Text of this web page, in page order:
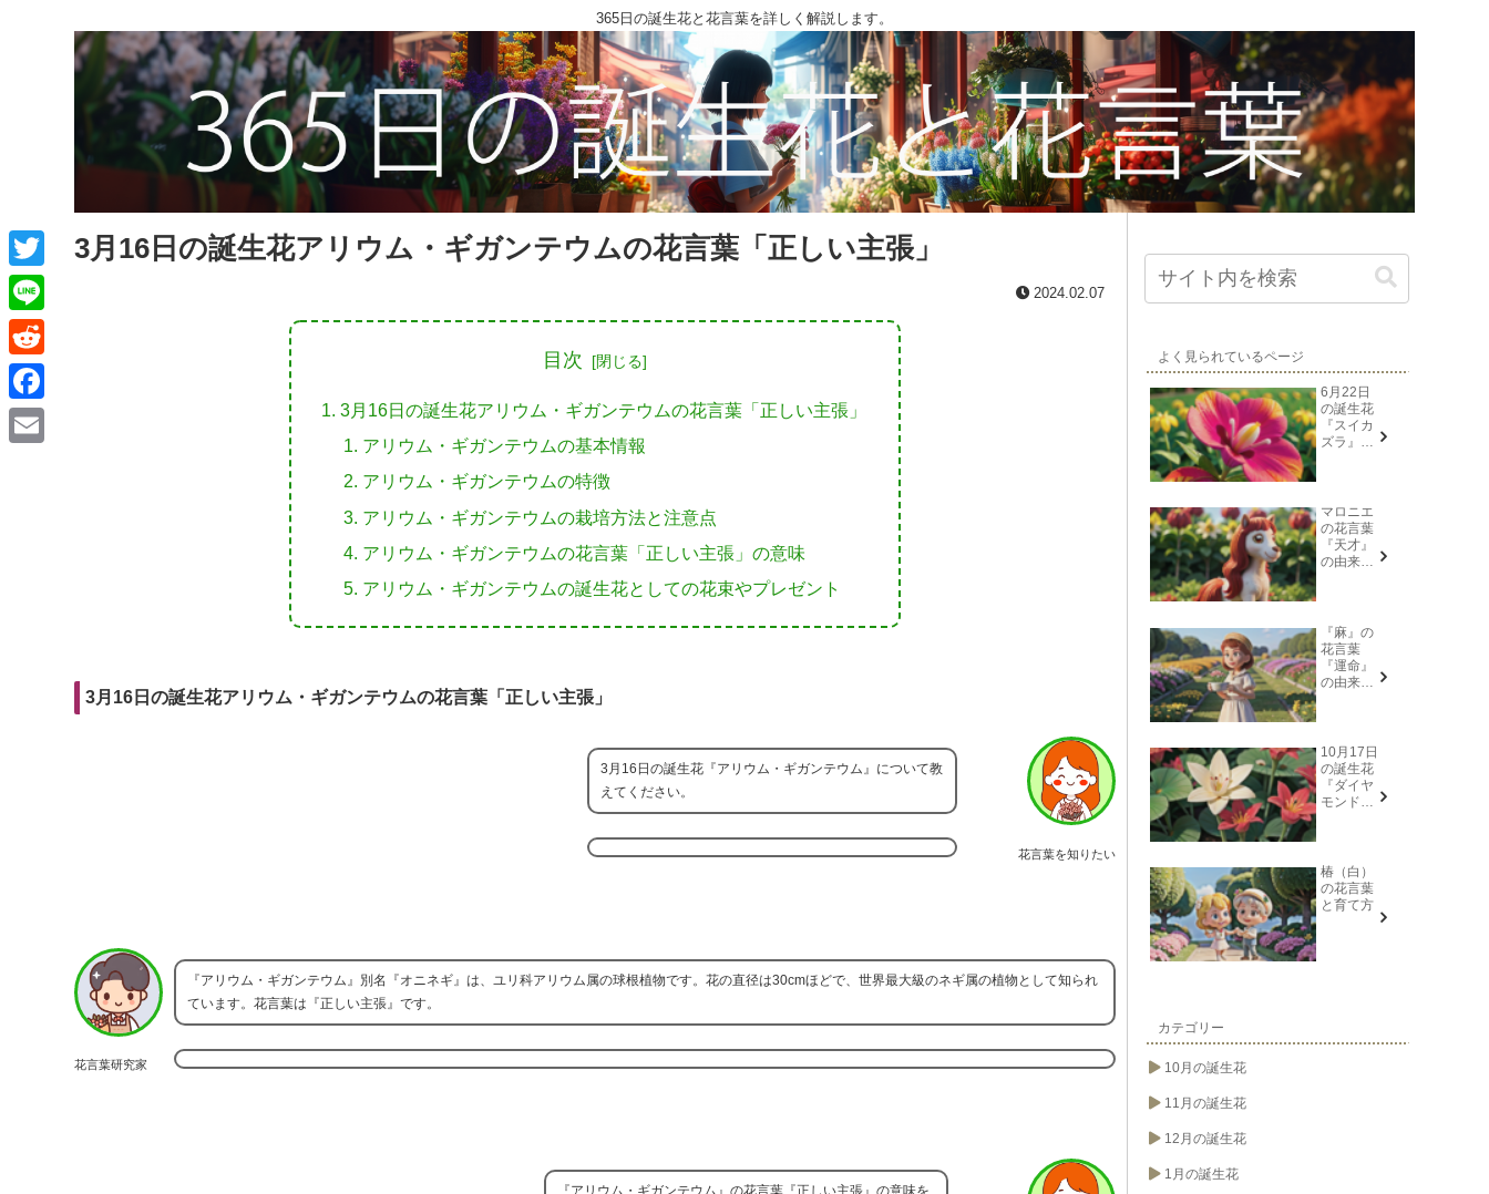
365日の誕生花と花言葉を詳しく解説します。
3月16日の誕生花アリウム・ギガンテウムの花言葉「正しい主張」
2024.02.07
目次
3月16日の誕生花アリウム・ギガンテウムの花言葉「正しい主張」
アリウム・ギガンテウムの基本情報
アリウム・ギガンテウムの特徴
アリウム・ギガンテウムの栽培方法と注意点
アリウム・ギガンテウムの花言葉「正しい主張」の意味
アリウム・ギガンテウムの誕生花としての花束やプレゼント
3月16日の誕生花アリウム・ギガンテウムの花言葉「正しい主張」
花言葉を知りたい
3月16日の誕生花『アリウム・ギガンテウム』について教
えてください。
花言葉研究家
『アリウム・ギガンテウム』別名『オニネギ』は、ユリ科アリウム属の球根植物です。花の直径は30cmほどで、世界最大級のネギ属の植物として知られ
ています。花言葉は『正しい主張』です。
よく見られているページ
6月22日
の誕生花
『スイカ
ズラ』花
マロニエ
の花言葉
『天才』
の由来と
『麻』の
花言葉
『運命』
の由来と
10月17日
の誕生花
『ダイヤ
モンドリ
楽しみ
に、忍
耐、箱入
椿（白）
の花言葉
と育て方
カテゴリー
10月の誕生花
11月の誕生花
12月の誕生花
1月の誕生花
T
w
i
t
L
i
n
e
R
e
d
F